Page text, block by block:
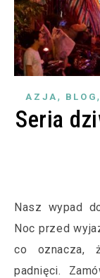
AZJA , BLOG,
Seria
Nasz wypad do Wietnamu nie zaczął się najlepiej.
Noc przed
co oznacza,
padnięci.